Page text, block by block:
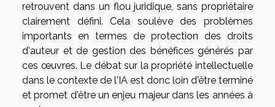
retrouvent dans un flou juridique, sans propriétaire
clairement défini. Cela soulève des problèmes
importants en termes de protection des droits
d'auteur et de gestion des bénéfices générés par
ces œuvres. Le débat sur la propriété intellectuelle
dans le contexte de l'IA est donc loin d'être terminé
et promet d'être un enjeu majeur dans les années à